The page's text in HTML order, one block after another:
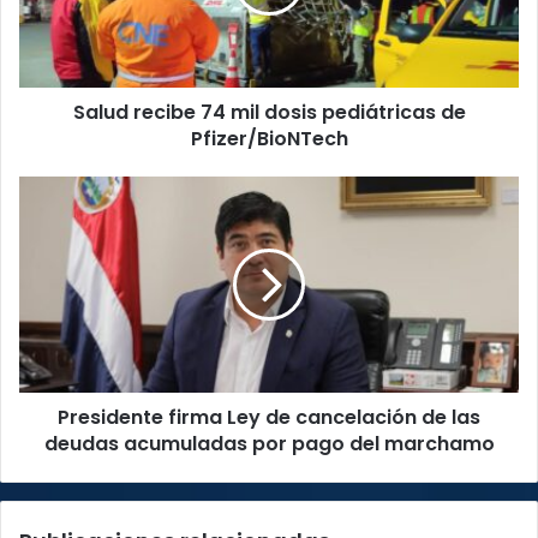
pediátricas
de
Pfizer/BioNTech
Salud recibe 74 mil dosis pediátricas de
Pfizer/BioNTech
Presidente
cancelación
las
deudas
acumuladas
pago
Presidente firma Ley de cancelación de las
deudas acumuladas por pago del marchamo